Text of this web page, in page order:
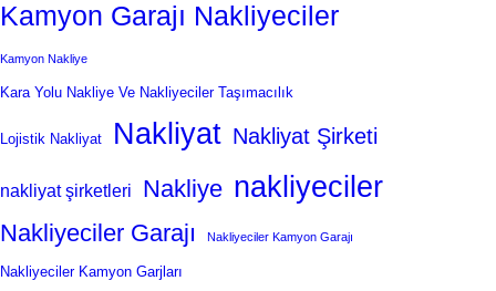
Kamyon Garajı Nakliyeciler
Kamyon Nakliye
Kara Yolu Nakliye Ve Nakliyeciler Taşımacılık
Lojistik Nakliyat Nakliyat Nakliyat Şirketi
nakliyat şirketleri Nakliye nakliyeciler
Nakliyeciler Garajı Nakliyeciler Kamyon Garajı
Nakliyeciler Kamyon Garjları